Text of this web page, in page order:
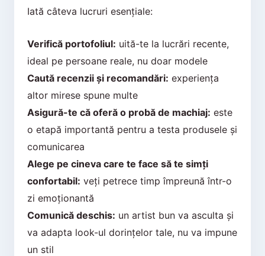
Iată câteva lucruri esențiale:
Verifică portofoliul: uită-te la lucrări recente,
ideal pe persoane reale, nu doar modele
Caută recenzii și recomandări: experiența
altor mirese spune multe
Asigură-te că oferă o probă de machiaj: este
o etapă importantă pentru a testa produsele și
comunicarea
Alege pe cineva care te face să te simți
confortabil: veți petrece timp împreună într-o
zi emoționantă
Comunică deschis: un artist bun va asculta și
va adapta look-ul dorințelor tale, nu va impune
un stil